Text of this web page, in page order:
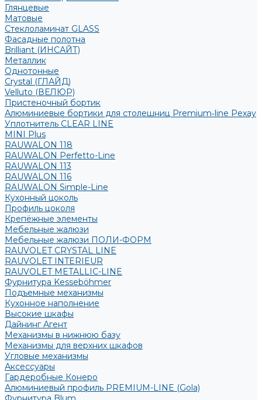
Глянцевые
Матовые
Стеклоламинат GLASS
Фасадные полотна
Brilliant (ИНСАЙТ)
Металлик
Однотонные
Crystal (ГЛАЙД)
Velluto (ВЕЛЮР)
Пристеночный бортик
Алюминиевые бортики для столешниц Premium‑line Рехау
Уплотнитель CLEAR LINE
MINI Plus
RAUWALON 118
RAUWALON Perfetto-Line
RAUWALON 113
RAUWALON 116
RAUWALON Simple-Line
Кухонный цоколь
Профиль цоколя
Крепёжные элементы
Мебельные жалюзи
Мебельные жалюзи ПОЛИ-ФОРМ
RAUVOLET CRYSTAL LINE
RAUVOLET INTERIEUR
RAUVOLET METALLIC-LINE
Фурнитура Kesseböhmer
Подъемные механизмы
Кухонное наполнение
Высокие шкафы
Дайнинг Агент
Механизмы в нижнюю базу
Механизмы для верхних шкафов
Угловые механизмы
Аксессуары
Гардеробные Конеро
Алюминиевый профиль PREMIUM-LINE (Gola)